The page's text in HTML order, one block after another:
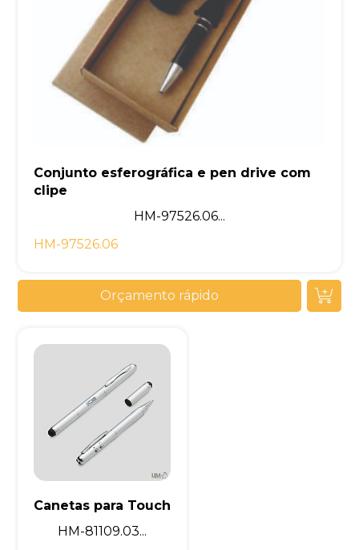
Conjunto esferográfica e pen drive com
clipe
HM-97526.06...
HM-97526.06
Orçamento rápido
Canetas para Touch
HM-81109.03...